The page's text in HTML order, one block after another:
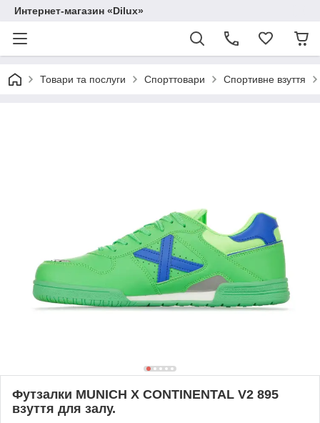
Интернет-магазин «Dilux»
Товари та послуги Спорттовари Спортивне взуття
Футзалки MUNICH X CONTINENTAL V2 895
взуття для залу.